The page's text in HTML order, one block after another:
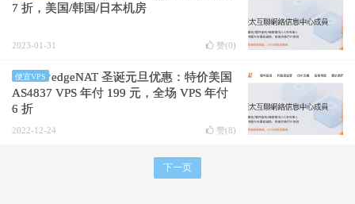
7 折，美国/韩国/日本机房
2023-01-31 赞(0)
便宜VPS
edgeNAT 圣诞元旦优惠：特价美国
AS4837 VPS 年付 199 元，全场 VPS 年付
6 折
2022-12-24 赞(8)
下一页